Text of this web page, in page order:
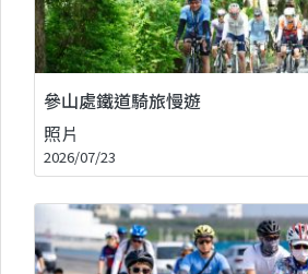
參山處鐵道騎旅慢遊
照片
2026/07/23